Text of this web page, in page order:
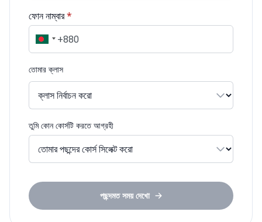
ফোন নাম্বার*
তোমার ক্লাস
তুমি কোন কোর্সটি করতে আগ্রহী
পছন্দমত সময় দেখো